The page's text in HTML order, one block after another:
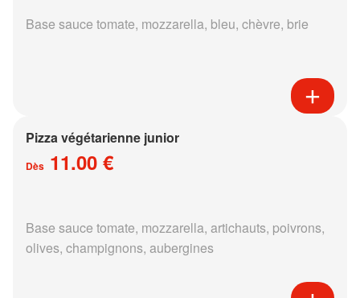
Base sauce tomate, mozzarella, bleu, chèvre, brie
Pizza végétarienne junior
Dès 11.00 €
Base sauce tomate, mozzarella, artichauts, poivrons,
olives, champignons, aubergines